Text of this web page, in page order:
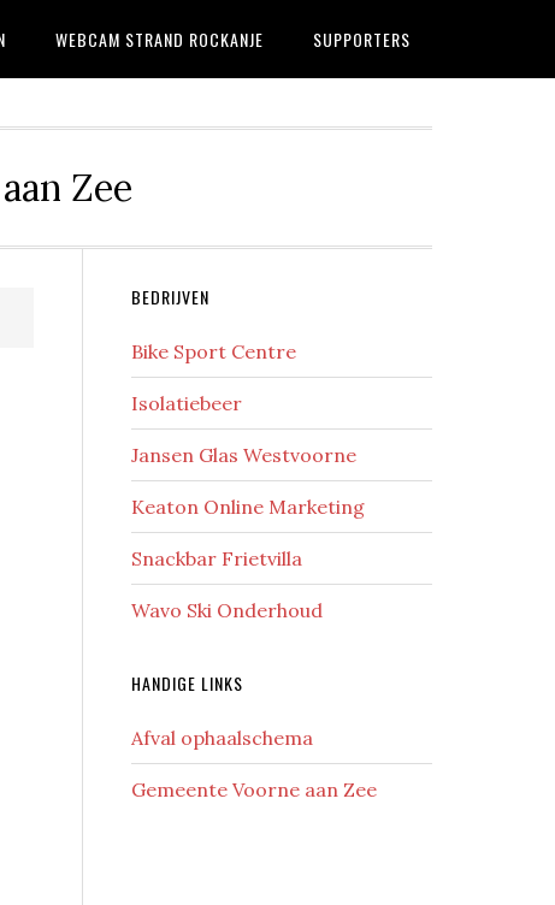
WEBCAM STRAND ROCKANJE SUPPORTERS
Zee
Primaire
Sidebar
BEDRIJVEN
Bike Sport Centre
Isolatiebeer
Jansen Glas Westvoorne
Keaton Online Marketing
Snackbar Frietvilla
Wavo Ski Onderhoud
HANDIGE LINKS
Afval ophaalschema
Gemeente Voorne aan Zee